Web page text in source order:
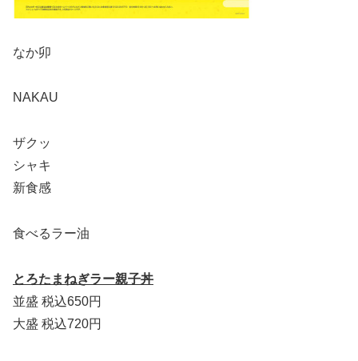
なか卯
NAKAU
ザクッ
シャキ
新食感
食べるラー油
とろたまねぎラー親子丼
並盛 税込650円
大盛 税込720円